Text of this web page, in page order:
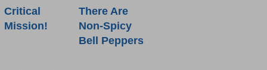
Critical
Mission!
There Are
Non-Spicy
Bell Peppers